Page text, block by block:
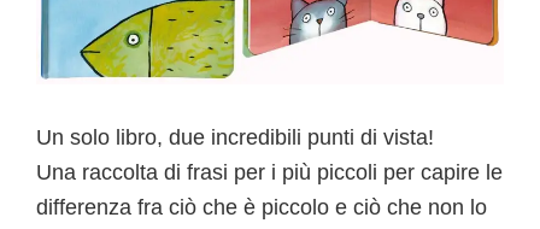
Un solo libro, due incredibili punti di vista!
Una raccolta di frasi per i più piccoli per capire le
differenza fra ciò che è piccolo e ciò che non lo